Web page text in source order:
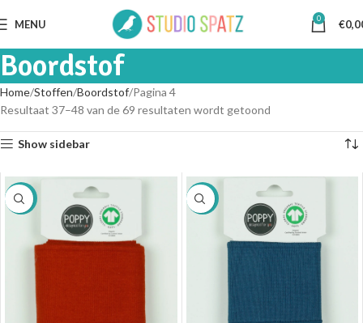
MENU 0 €
Boordstof
Home Stoffen Boordstof Pagina 4
Resultaat 37–48 van de 69 resultaten wordt getoond
Show sidebar
SALE SALE